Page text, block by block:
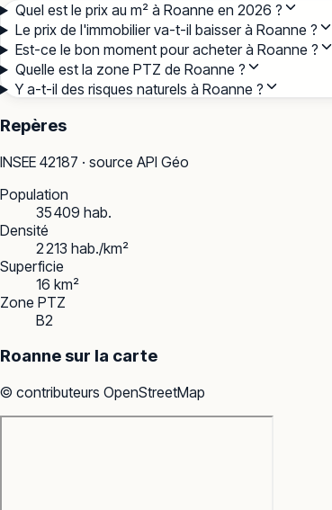
Quel est le prix au m² à Roanne en 2026 ?
Le prix de l'immobilier va-t-il baisser à Roanne ?
Est-ce le bon moment pour acheter à Roanne ?
Quelle est la zone PTZ de Roanne ?
Y a-t-il des risques naturels à Roanne ?
Repères
INSEE 42187 · source API Géo
Population
35 409 hab.
Densité
2 213 hab./km²
Superficie
16 km²
Zone PTZ
B2
Roanne sur la carte
© contributeurs OpenStreetMap